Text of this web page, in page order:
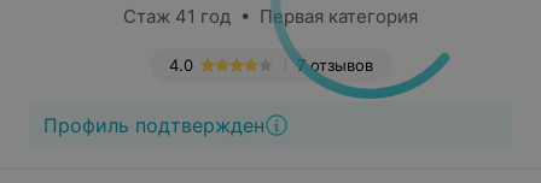
Стаж 41 год • Первая категория
7 отзывов
4.0
Профиль подтвержден